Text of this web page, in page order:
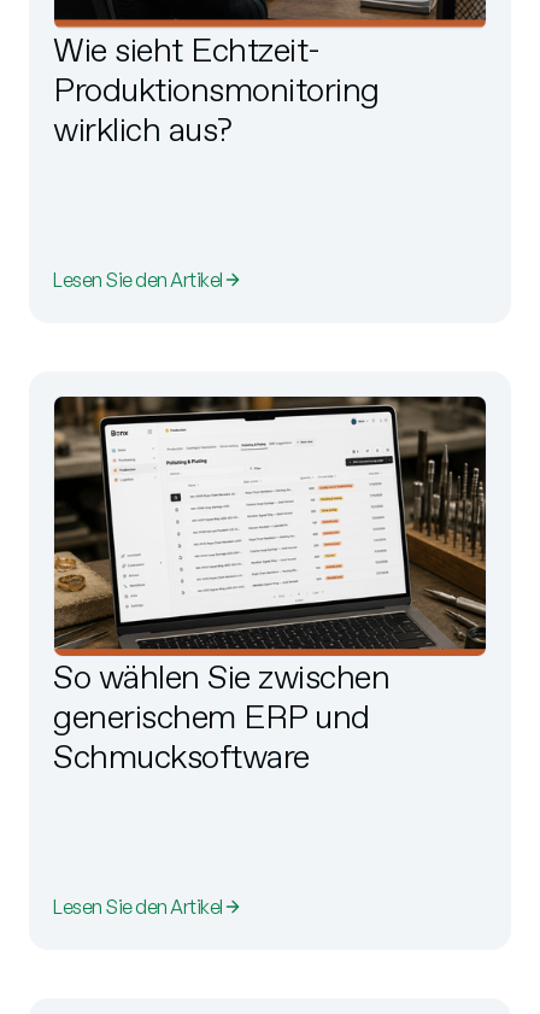
Wie sieht Echtzeit-
Produktionsmonitoring
wirklich aus?
Lesen Sie den Artikel
So wählen Sie zwischen
generischem ERP und
Schmucksoftware
Lesen Sie den Artikel